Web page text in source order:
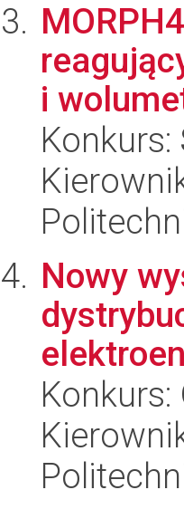
i
Konkurs:
Nowy
Konkurs: